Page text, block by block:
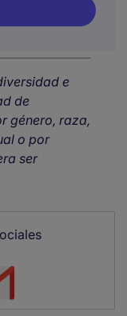
e
de
género, raza,
o por
ser